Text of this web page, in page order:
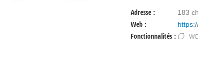
Adresse : 183
Web :
Fonctionnalités : WC